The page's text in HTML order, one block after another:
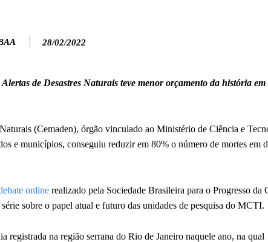
28/02/2022
de Desastres Naturais teve menor orçamento da história em
(Cemaden), órgão vinculado ao Ministério de Ciência e
e municípios, conseguiu reduzir em 80% o número de mortes em
online realizado pela Sociedade Brasileira para o Progresso da
sobre o papel atual e futuro das unidades de pesquisa do MCTI.
registrada na região serrana do Rio de Janeiro naquele ano, na qual